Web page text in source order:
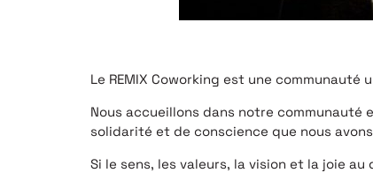
Le REMIX Coworking est une
Nous accueillons dans notre
solidarité et de conscience que nous
Si le sens, les valeurs, la vision et la joie